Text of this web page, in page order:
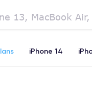
iPhone 14